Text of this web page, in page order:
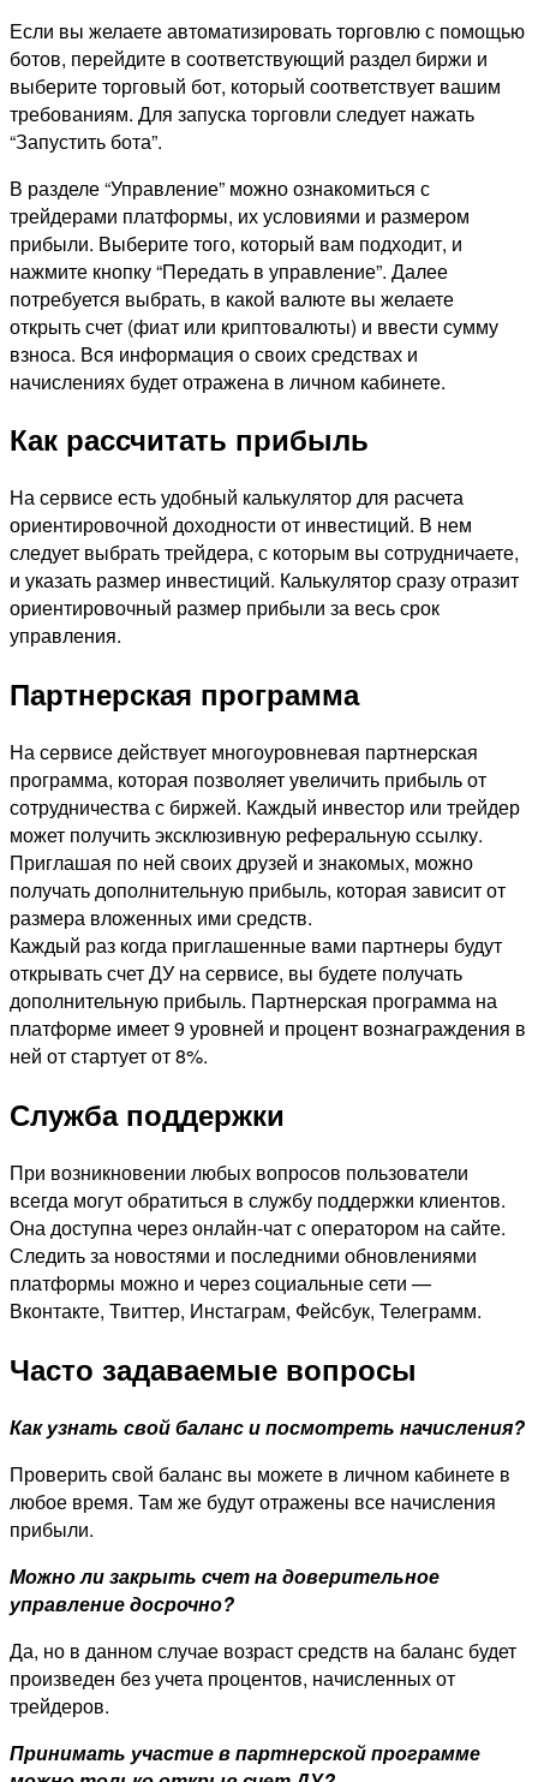
Если вы желаете автоматизировать торговлю с помощью
ботов, перейдите в соответствующий раздел биржи и
выберите торговый бот, который соответствует вашим
требованиям. Для запуска торговли следует нажать
“Запустить бота”.
В разделе “Управление” можно ознакомиться с
трейдерами платформы, их условиями и размером
прибыли. Выберите того, который вам подходит, и
нажмите кнопку “Передать в управление”. Далее
потребуется выбрать, в какой валюте вы желаете
открыть счет (фиат или криптовалюты) и ввести сумму
взноса. Вся информация о своих средствах и
начислениях будет отражена в личном кабинете.
Как рассчитать прибыль
На сервисе есть удобный калькулятор для расчета
ориентировочной доходности от инвестиций. В нем
следует выбрать трейдера, с которым вы сотрудничаете,
и указать размер инвестиций. Калькулятор сразу отразит
ориентировочный размер прибыли за весь срок
управления.
Партнерская программа
На сервисе действует многоуровневая партнерская
программа, которая позволяет увеличить прибыль от
сотрудничества с биржей. Каждый инвестор или трейдер
может получить эксклюзивную реферальную ссылку.
Приглашая по ней своих друзей и знакомых, можно
получать дополнительную прибыль, которая зависит от
размера вложенных ими средств.
Каждый раз когда приглашенные вами партнеры будут
открывать счет ДУ на сервисе, вы будете получать
дополнительную прибыль. Партнерская программа на
платформе имеет 9 уровней и процент вознаграждения в
ней от стартует от 8%.
Служба поддержки
При возникновении любых вопросов пользователи
всегда могут обратиться в службу поддержки клиентов.
Она доступна через онлайн-чат с оператором на сайте.
Следить за новостями и последними обновлениями
платформы можно и через социальные сети —
Вконтакте, Твиттер, Инстаграм, Фейсбук, Телеграмм.
Часто задаваемые вопросы
Как узнать свой баланс и посмотреть начисления?
Проверить свой баланс вы можете в личном кабинете в
любое время. Там же будут отражены все начисления
прибыли.
Можно ли закрыть счет на доверительное
управление досрочно?
Да, но в данном случае возраст средств на баланс будет
произведен без учета процентов, начисленных от
трейдеров.
Принимать участие в партнерской программе